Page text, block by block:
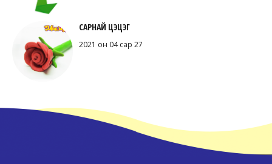
САРНАЙ ЦЭЦЭГ
2021 он 04 сар 27